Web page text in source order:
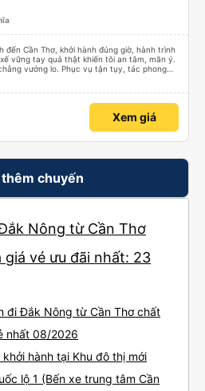
đến Cần Thơ, khởi hành đúng giờ, hành trình
tôi an tâm, mãn ý.
vướng lo. Phục vụ tận tụy, tác phong
buổi kim tiền vội vã. Xã hội loạn đạo. Xin gửi
Xem giá
chuyến
Nông từ Cần Thơ
vé ưu đãi nhất: 23
đi Đắk Nông từ Cần Thơ chất
nhất 08/2026
khởi hành tại Khu đô thị mới
lộ 1 (Bến xe trung tâm Cần